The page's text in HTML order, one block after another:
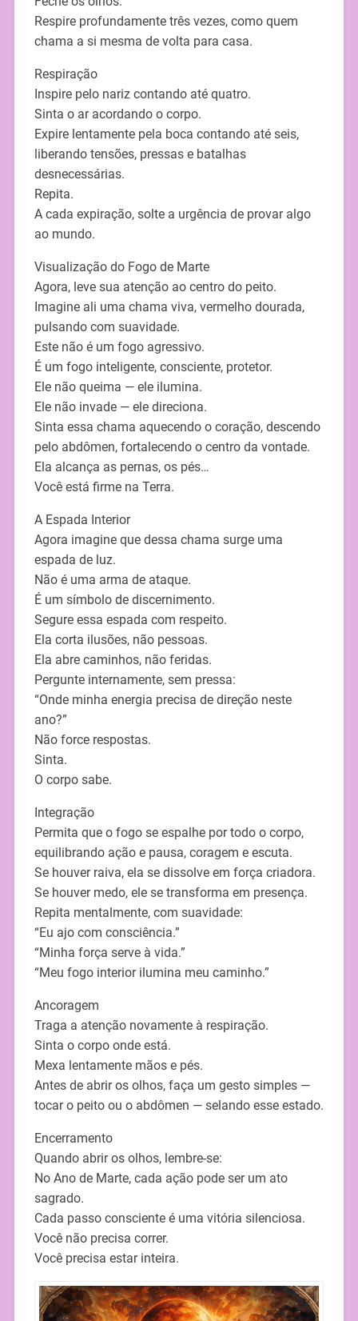
Respire profundamente três vezes, como quem
chama a si mesma de volta para casa.
Respiração
Inspire pelo nariz contando até quatro.
Sinta o ar acordando o corpo.
Expire lentamente pela boca contando até seis,
liberando tensões, pressas e batalhas
desnecessárias.
Repita.
A cada expiração, solte a urgência de provar algo
ao mundo.
Visualização do Fogo de Marte
Agora, leve sua atenção ao centro do peito.
Imagine ali uma chama viva, vermelho dourada,
pulsando com suavidade.
Este não é um fogo agressivo.
É um fogo inteligente, consciente, protetor.
Ele não queima — ele ilumina.
Ele não invade — ele direciona.
Sinta essa chama aquecendo o coração, descendo
pelo abdômen, fortalecendo o centro da vontade.
Ela alcança as pernas, os pés…
Você está firme na Terra.
A Espada Interior
Agora imagine que dessa chama surge uma
espada de luz.
Não é uma arma de ataque.
É um símbolo de discernimento.
Segure essa espada com respeito.
Ela corta ilusões, não pessoas.
Ela abre caminhos, não feridas.
Pergunte internamente, sem pressa:
“Onde minha energia precisa de direção neste
ano?”
Não force respostas.
Sinta.
O corpo sabe.
Integração
Permita que o fogo se espalhe por todo o corpo,
equilibrando ação e pausa, coragem e escuta.
Se houver raiva, ela se dissolve em força criadora.
Se houver medo, ele se transforma em presença.
Repita mentalmente, com suavidade:
“Eu ajo com consciência.”
“Minha força serve à vida.”
“Meu fogo interior ilumina meu caminho.”
Ancoragem
Traga a atenção novamente à respiração.
Sinta o corpo onde está.
Mexa lentamente mãos e pés.
Antes de abrir os olhos, faça um gesto simples —
tocar o peito ou o abdômen — selando esse estado.
Encerramento
Quando abrir os olhos, lembre-se:
No Ano de Marte, cada ação pode ser um ato
sagrado.
Cada passo consciente é uma vitória silenciosa.
Você não precisa correr.
Você precisa estar inteira.